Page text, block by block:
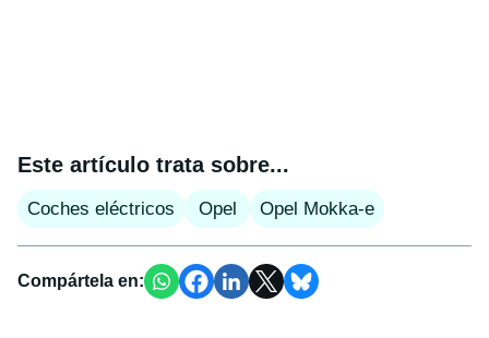
Este artículo trata sobre...
Coches eléctricos Opel Opel Mokka-e
Compártela en: